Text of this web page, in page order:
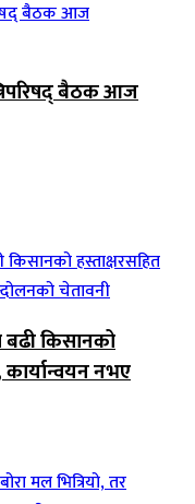
बैठक आज
बढी किसानको
कार्यान्वयन नभए